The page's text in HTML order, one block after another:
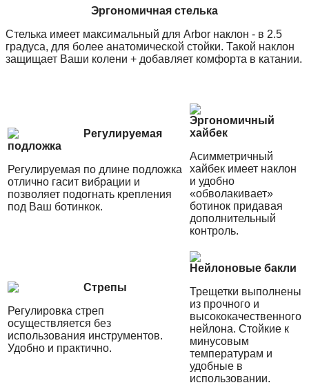
Эргономичная стелька
Стелька имеет максимальный для Arbor наклон - в 2.5
градуса, для более анатомической стойки. Такой наклон
защищает Ваши колени + добавляет комфорта в катании.
Регулируемая
подложка
Регулируемая по длине подложка
отлично гасит вибрации и
позволяет подогнать крепления
под Ваш ботинкок.
Эргономичный
хайбек
Асимметричный
хайбек имеет наклон
и удобно
«обволакивает»
ботинок придавая
дополнительный
контроль.
Стрепы
Регулировка стреп
осуществляется без
использования инструментов.
Удобно и практично.
Нейлоновые бакли
Трещетки выполнены
из прочного и
высококачественного
нейлона. Стойкие к
минусовым
температурам и
удобные в
использовании.